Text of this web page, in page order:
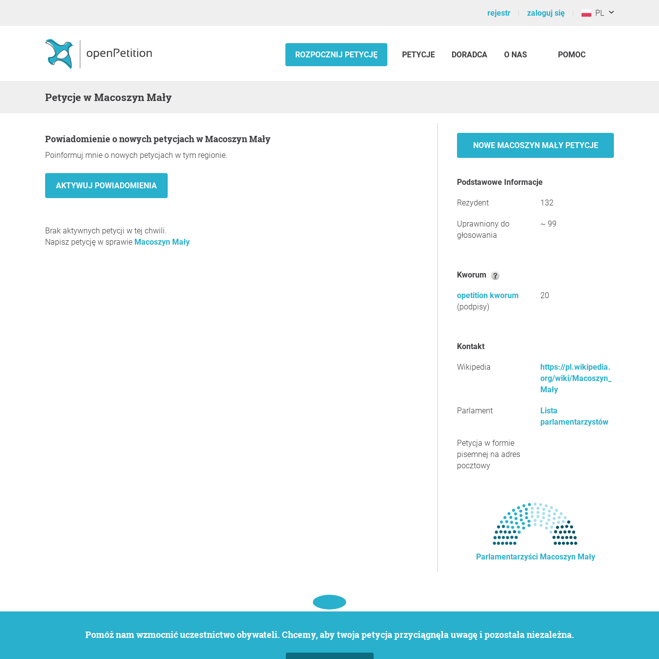
rejestr zaloguj się PL
ROZPOCZNIJ PETYCJĘ PETYCJE DORADCA O NAS POMOC
Petycje w Macoszyn Mały
Powiadomienie o nowych petycjach w Macoszyn Mały
Poinformuj mnie o nowych petycjach w tym regionie.
Brak aktywnych petycji w tej chwili.
Napisz petycję w sprawie Macoszyn Mały
NOWE MACOSZYN MAŁY PETYCJE
Podstawowe Informacje
Rezydent 132
Uprawniony do
głosowania
~ 99
Kworum
opetition kworum
(podpisy)
20
Kontakt
Wikipedia
https://pl.wikipedia.
org/wiki/Macoszyn_
Mały
Parlament
Lista
parlamentarzystów
Petycja w formie
pisemnej na adres
pocztowy
Parlamentarzyści Macoszyn Mały
Pomóż nam wzmocnić uczestnictwo obywateli. Chcemy, aby twoja petycja przyciągnęła uwagę i pozostała niezależna.